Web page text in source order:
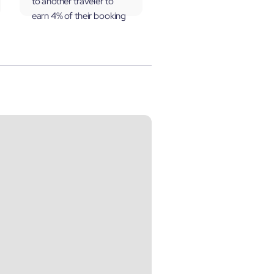
earn 4% of their booking